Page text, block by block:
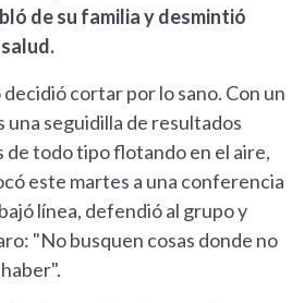
de su familia y desmintió
cortar por lo sano. Con un
una seguidilla de resultados
de todo tipo flotando en el aire,
este martes a una conferencia
línea, defendió al grupo y
"No busquen cosas donde no